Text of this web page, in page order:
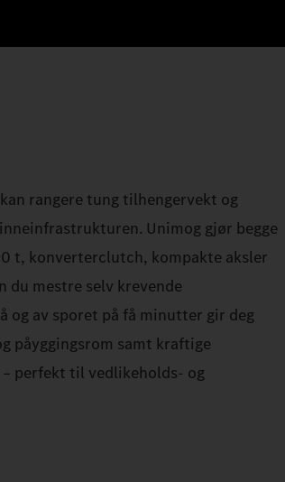
rangere tung tilhengervekt og
Unimog gjør begge
t, konverterclutch, kompakte aksler
du mestre selv krevende
og av sporet på få minutter gir deg
samt kraftige
perfekt til vedlikeholds- og